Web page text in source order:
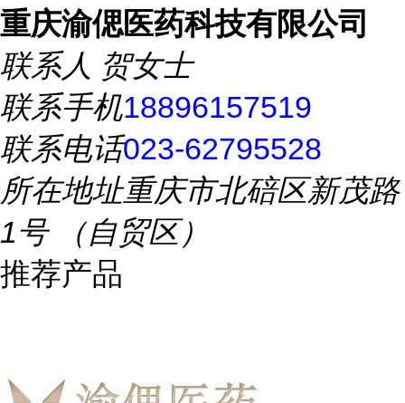
重庆渝偲医药科技有限公司
联系人 贺女士
联系手机18896157519
联系电话023-62795528
所在地址重庆市北碚区新茂路
1号 （自贸区）
推荐产品